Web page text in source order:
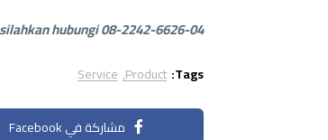
hubungi 08-2242-6626-04
Tags:
Product
Service
مشاركة في Facebook